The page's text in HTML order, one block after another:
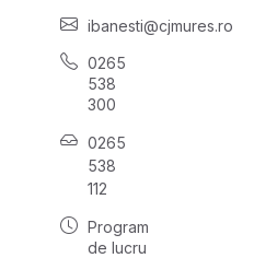
ibanesti@cjmures.ro
0265
538
300
0265
538
112
Program
de lucru